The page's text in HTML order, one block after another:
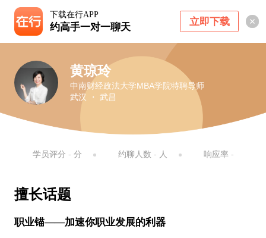
下载在行APP
约高手一对一聊天 立即下载
黄琼玲
中南财经政法大学MBA学院特聘导师
武汉 ・ 武昌
学员评分 - 分 约聊人数 - 人 响应率 -
擅长话题
职业锚——加速你职业发展的利器